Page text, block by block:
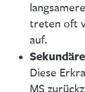
treten oft
auf.
Diese
MS